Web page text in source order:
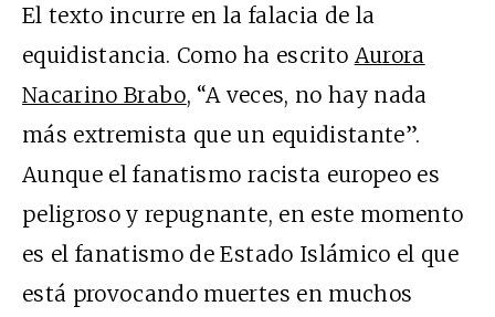
El texto incurre en la falacia de la
equidistancia. Como ha escrito Aurora
Nacarino Brabo, “A veces, no hay nada
más extremista que un equidistante”.
Aunque el fanatismo racista europeo es
peligroso y repugnante, en este momento
es el fanatismo de Estado Islámico el que
está provocando muertes en muchos